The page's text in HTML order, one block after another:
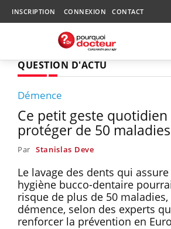
INSCRIPTION CONNEXION CONTACT
QUESTION D'ACTU
Démence
Ce petit geste
protéger de 50
Par Stanislas Deve
Le lavage des dents qui
hygiène bucco-dentaire
risque de plus de 50
démence, selon des experts
renforcer la prévention en